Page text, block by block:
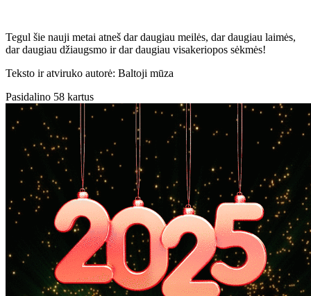
Tegul šie nauji metai atneš dar daugiau meilės, dar daugiau laimės,
dar daugiau džiaugsmo ir dar daugiau visakeriopos sėkmės!
Teksto ir atviruko autorė: Baltoji mūza
Pasidalino 58 kartus